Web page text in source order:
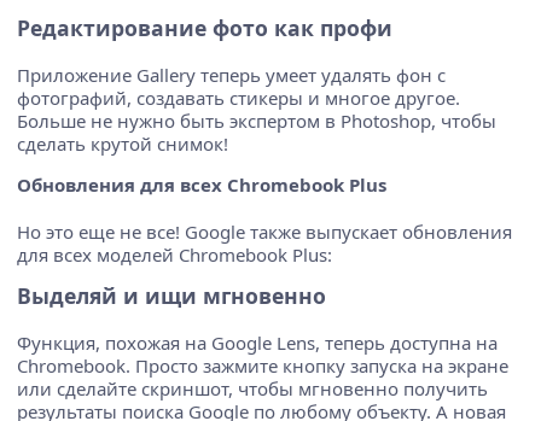
Редактирование фото как профи
Приложение Gallery теперь умеет удалять фон с
фотографий, создавать стикеры и многое другое.
Больше не нужно быть экспертом в Photoshop, чтобы
сделать крутой снимок!
Обновления для всех Chromebook Plus
Но это еще не все! Google также выпускает обновления
для всех моделей Chromebook Plus:
Выделяй и ищи мгновенно
Функция, похожая на Google Lens, теперь доступна на
Chromebook. Просто зажмите кнопку запуска на экране
или сделайте скриншот, чтобы мгновенно получить
результаты поиска Google по любому объекту. А новая